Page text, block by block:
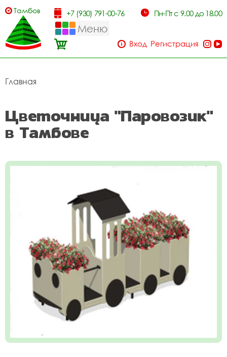
Тамбов +7 (930) 791-00-76 Пн-Пт с 9.00 до 18.00
Меню
Вход Регистрация
Главная
Цветочница "Паровозик"
в Тамбове